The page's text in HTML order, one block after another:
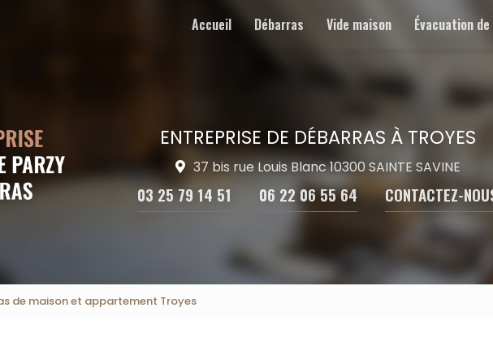
Accueil
Débarras Vide maison Évacuation
ENTREPRISE DE DÉBARRAS À TROYES
37 bis rue Louis Blanc 10300 SAINTE SAVINE
03 25 79 14 51 06 22 06 55 64 CONTACTEZ-
de maison et appartement Troyes